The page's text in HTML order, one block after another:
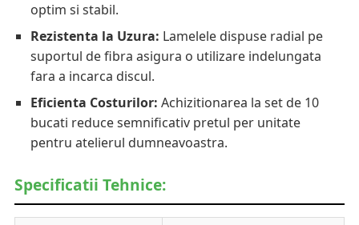
optim si stabil.
Rezistenta la Uzura: Lamelele dispuse radial pe
suportul de fibra asigura o utilizare indelungata
fara a incarca discul.
Eficienta Costurilor: Achizitionarea la set de 10
bucati reduce semnificativ pretul per unitate
pentru atelierul dumneavoastra.
Specificatii Tehnice: